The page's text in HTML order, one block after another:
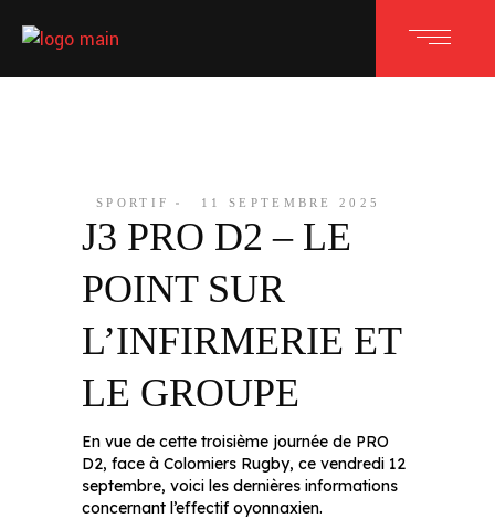
SPORTIF 11 SEPTEMBRE 2025
J3 PRO D2 – LE
POINT SUR
L’INFIRMERIE ET
LE GROUPE
En vue de cette troisième journée de PRO
D2, face à Colomiers Rugby, ce vendredi 12
septembre, voici les dernières informations
concernant l’effectif oyonnaxien.